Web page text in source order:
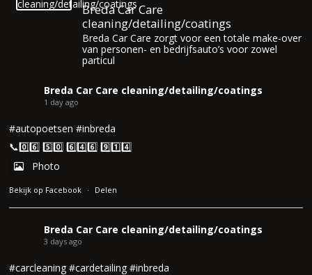
Breda Car Care
cleaning/detailing/coatings
Breda Car Care zorgt voor een totale make-over
van personen- en bedrijfsauto’s voor zowel
particul
Breda Car Care cleaning/detailing/coatings
1 day ago
#autopoetsen #inbreda
📞0️⃣6️⃣ 5️⃣0️⃣ 6️⃣4️⃣6️⃣ 9️⃣1️⃣4️⃣
Photo
Bekijk op Facebook · Delen
Breda Car Care cleaning/detailing/coatings
3 days ago
#carcleaning #cardetailing #inbreda